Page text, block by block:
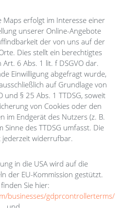
Maps erfolgt im Interesse einer
unserer Online-Angebote
der von uns auf der
Dies stellt ein berechtigtes
6 Abs. 1 lit. f DSGVO dar.
Einwilligung abgefragt wurde,
auf Grundlage von
und § 25 Abs. 1 TTDSG, soweit
von Cookies oder den
im Endgerät des Nutzers (z. B.
Sinne des TTDSG umfasst. Die
jederzeit widerrufbar.
in die USA wird auf die
der EU-Kommission gestützt.
Sie hier:
businesses/gdprcontrollerterms/